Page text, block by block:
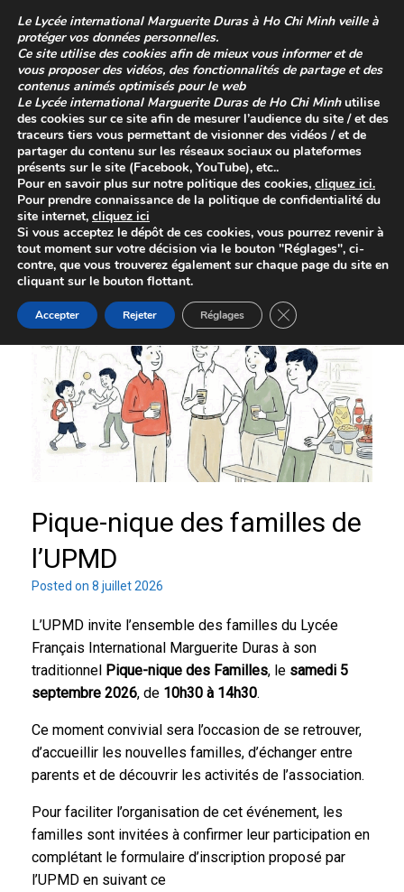
content
Daily Archives:8 juillet 2026
Pique-nique des familles de
l’UPMD
Posted on 8 juillet 2026
L’UPMD invite l’ensemble des familles du Lycée
Français International Marguerite Duras à son
traditionnel Pique-nique des Familles, le samedi 5
septembre 2026, de 10h30 à 14h30.
Ce moment convivial sera l’occasion de se retrouver,
d’accueillir les nouvelles familles, d’échanger entre
parents et de découvrir les activités de l’association.
Pour faciliter l’organisation de cet événement, les
familles sont invitées à confirmer leur participation en
complétant le formulaire d’inscription proposé par
l’UPMD en suivant ce
Le Lycée international Marguerite Duras à Ho Chi Minhveille à
protéger vos données personnelles.
Ce site utilise des cookies afin de mieux vous informer et de
vous proposer des vidéos, des fonctionnalités de partage et des
contenus animés optimisés pour le web
Le Lycée international Marguerite Duras de Ho Chi Minhutilise
des cookies sur ce site afin de mesurer l’audience du site / et des
traceurs tiers vous permettant de visionner des vidéos / et de
partager du contenu sur les réseaux sociaux ou plateformes
présents sur le site (Facebook, YouTube), etc..
Pour en savoir plus sur notre politique des cookies, cliquez ici.
Pour prendre connaissance de la politique de confidentialité du
site internet, cliquez ici
Si vous acceptez le dépôt de ces cookies, vous pourrez revenir à
tout moment sur votre décision via le bouton "Réglages", ci-
contre, que vous trouverez également sur chaque page du site en
cliquant sur le bouton flottant.
Accepter Rejeter Réglages Close GDPR Cookie